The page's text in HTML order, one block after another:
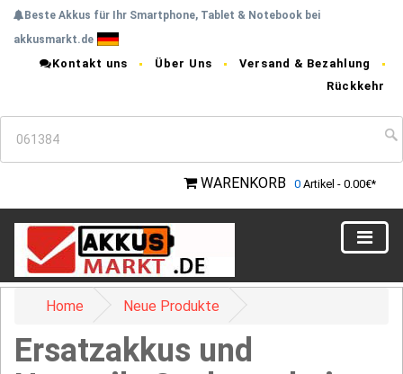
Beste Akkus für Ihr Smartphone, Tablet & Notebook bei
akkusmarkt.de
Kontakt uns Über Uns
Versand & Bezahlung
Rückkehr
WARENKORB 0 Artikel - 0.00€*
Home Neue Produkte
Ersatzakkus und